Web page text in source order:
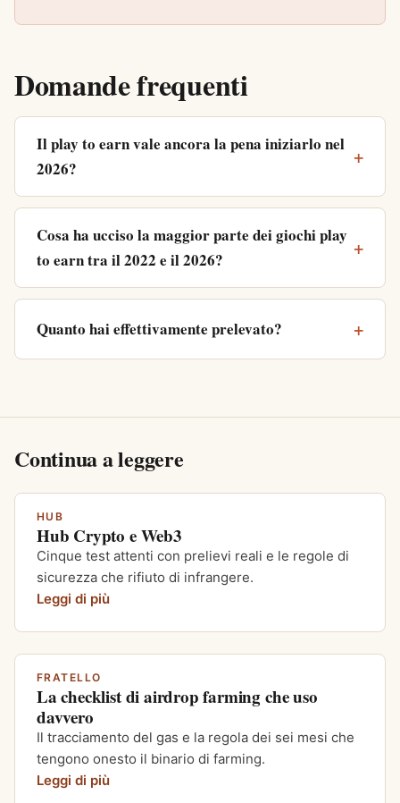
Domande frequenti
Il play to earn vale ancora la pena iniziarlo nel
2026?
Cosa ha ucciso la maggior parte dei giochi play
to earn tra il 2022 e il 2026?
Quanto hai effettivamente prelevato?
Continua a leggere
HUB
Hub Crypto e Web3
Cinque test attenti con prelievi reali e le regole di
sicurezza che rifiuto di infrangere.
Leggi di più
FRATELLO
La checklist di airdrop farming che uso
davvero
Il tracciamento del gas e la regola dei sei mesi che
tengono onesto il binario di farming.
Leggi di più